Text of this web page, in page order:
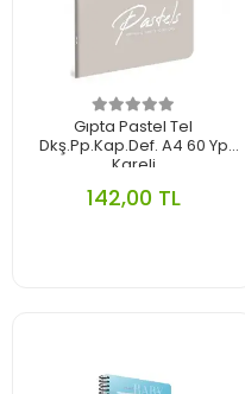
Gıpta Pastel Tel
Dkş.Pp.Kap.Def. A4 60 Yp
Kareli
142,00 TL